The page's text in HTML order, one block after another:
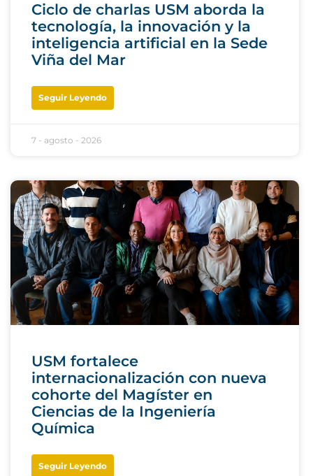
Ciclo de charlas USM aborda la
tecnología, la innovación y la
inteligencia artificial en la Sede
Viña del Mar
Seguir Leyendo
7 - agosto - 2026
USM fortalece
internacionalización con nueva
cohorte del Magíster en
Ciencias de la Ingeniería
Química
Seguir Leyendo